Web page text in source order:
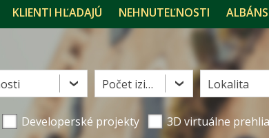
KLIENTI HĽADAJÚ NEHNUTEĽNOSTI
Počet izieb Lokalita
Developerské projekty 3D virtuálne